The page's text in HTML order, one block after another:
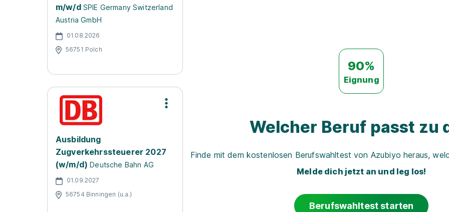
m/w/d SPIE Germany Switzerland
Austria GmbH
01.08.2026
56751 Polch
Ausbildung
Zugverkehrssteuerer 2027
(w/m/d) Deutsche Bahn AG
01.09.2027
56754 Binningen (u.a.)
90%
Eignung
Welcher Beruf passt zu
Finde mit dem kostenlosen Berufswahltest von Azubiyo heraus,
Melde dich jetzt an und leg los!
Berufswahltest starten